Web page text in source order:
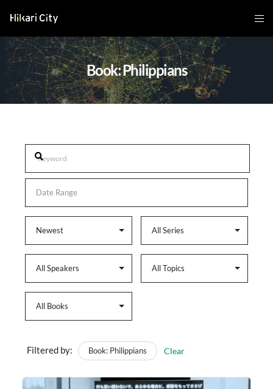
Book: Philippians
Filtered by: Book: Philippians Clear